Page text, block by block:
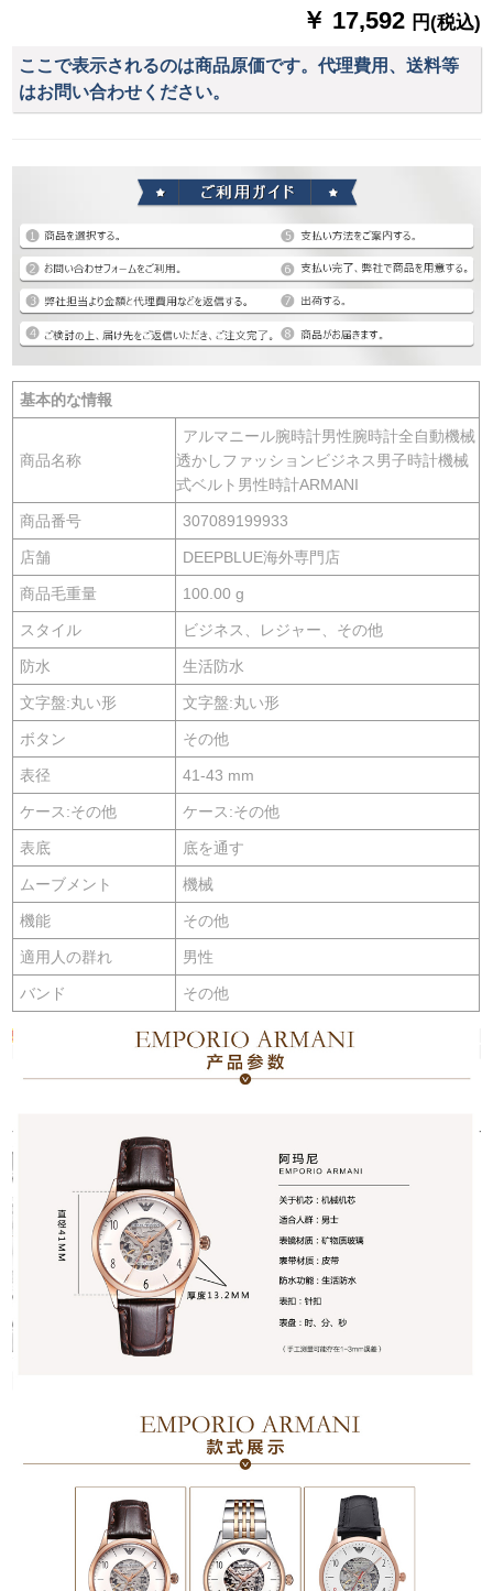
￥ 17,592 円(税込)
ここで表示されるのは商品原価です。代理費用、送料等
はお問い合わせください。
基本的な情報
商品名称
アルマニール腕時計男性腕時計全自動機械
透かしファッションビジネス男子時計機械
式ベルト男性時計ARMANI
商品番号 307089199933
店舗 DEEPBLUE海外専門店
商品毛重量 100.00 g
スタイル ビジネス、レジャー、その他
防水 生活防水
文字盤:丸い形 文字盤:丸い形
ボタン その他
表径 41-43 mm
ケース:その他 ケース:その他
表底 底を通す
ムーブメント 機械
機能 その他
適用人の群れ 男性
バンド その他